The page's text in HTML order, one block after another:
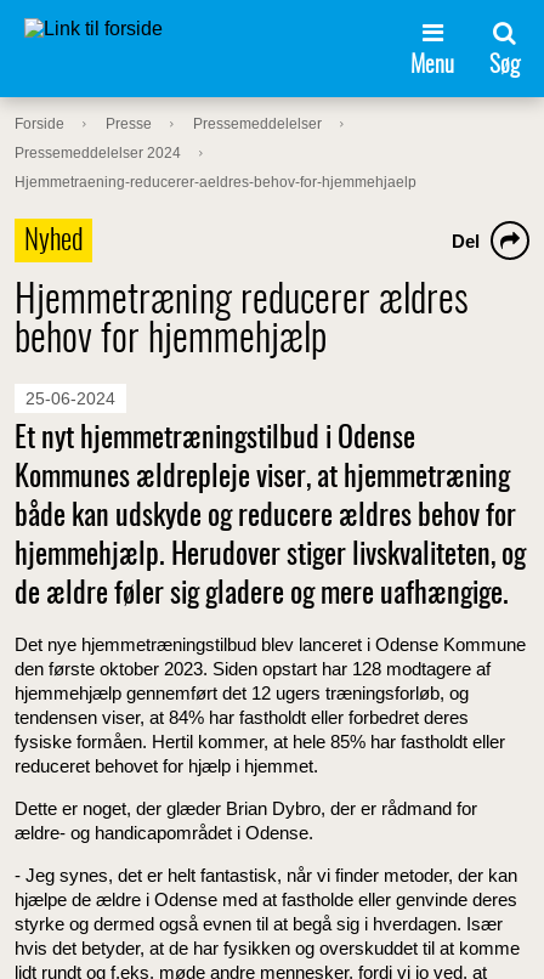
Menu Søg
Forside Presse
Pressemeddelelser
Pressemeddelelser 2024
Hjemmetraening-reducerer-aeldres-behov-for-hjemmehjaelp
Nyhed
Hjemmetræning reducerer ældres
behov for hjemmehjælp
Del
25-06-2024
Et nyt hjemmetræningstilbud i Odense
Kommunes ældrepleje viser, at hjemmetræning
både kan udskyde og reducere ældres behov for
hjemmehjælp. Herudover stiger livskvaliteten, og
de ældre føler sig gladere og mere uafhængige.
Det nye hjemmetræningstilbud blev lanceret i Odense Kommune
den første oktober 2023. Siden opstart har 128 modtagere af
hjemmehjælp gennemført det 12 ugers træningsforløb, og
tendensen viser, at 84% har fastholdt eller forbedret deres
fysiske formåen. Hertil kommer, at hele 85% har fastholdt eller
reduceret behovet for hjælp i hjemmet.
Dette er noget, der glæder Brian Dybro, der er rådmand for
ældre- og handicapområdet i Odense.
- Jeg synes, det er helt fantastisk, når vi finder metoder, der kan
hjælpe de ældre i Odense med at fastholde eller genvinde deres
styrke og dermed også evnen til at begå sig i hverdagen. Især
hvis det betyder, at de har fysikken og overskuddet til at komme
lidt rundt og f.eks. møde andre mennesker, fordi vi jo ved, at